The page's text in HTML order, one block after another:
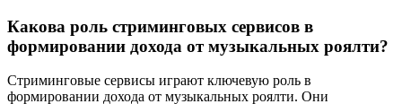
Какова роль стриминговых сервисов в
формировании дохода от музыкальных роялти?
Стриминговые сервисы играют ключевую роль в
формировании дохода от музыкальных роялти. Они